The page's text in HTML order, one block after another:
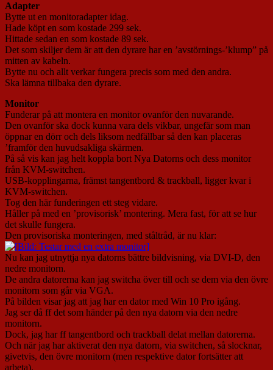
Adapter
Bytte ut en monitoradapter idag.
Hade köpt en som kostade 299 sek.
Hittade sedan en som kostade 89 sek.
Det som skiljer dem är att den dyrare har en ’avstörnings-’klump” på
mitten av kabeln.
Bytte nu och allt verkar fungera precis som med den andra.
Ska lämna tillbaka den dyrare.
Monitor
Funderar på att montera en monitor ovanför den nuvarande.
Den ovanför ska dock kunna vara dels vikbar, ungefär som man
öppnar en dörr och dels liksom nedfällbar så den kan placeras
’framför den huvudsakliga skärmen.
På så vis kan jag helt koppla bort Nya Datorns och dess monitor
från KVM-switchen.
USB-kopplingarna, främst tangentbord & trackball, ligger kvar i
KVM-switchen.
Tog den här funderingen ett steg vidare.
Håller på med en ’provisorisk’ montering. Mera fast, för att se hur
det skulle fungera.
Den provisoriska monteringen, med ståltråd, är nu klar:
Nu kan jag utnyttja nya datorns bättre bildvisning, via DVI-D, den
nedre monitorn.
De andra datorerna kan jag switcha över till och se dem via den övre
monitorn som går via VGA.
På bilden visar jag att jag har en dator med Win 10 Pro igång.
Jag ser då ff det som händer på den nya datorn via den nedre
monitorn.
Dock, jag har ff tangentbord och trackball delat mellan datorerna.
Och när jag har aktiverat den nya datorn, via switchen, så slocknar,
givetvis, den övre monitorn (men respektive dator fortsätter att
arbeta).